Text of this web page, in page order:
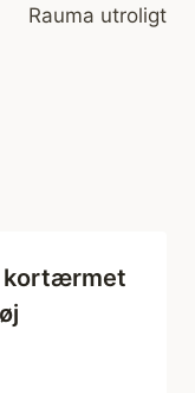
Rauma utroligt
kortærmet